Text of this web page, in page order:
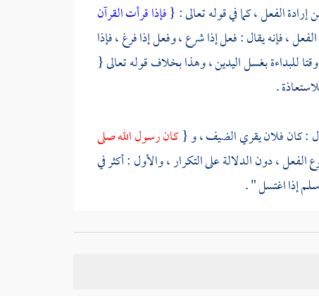
الفعل ، كما في قوله تعالى : {فإذا قرأت القرآن
، فإنه يقال : فعل إذا شرع ، وفعل إذا فرغ ، فإذا
بغسل اليدين ، وهذا بخلاف قوله تعالى {
.
: كان فلان يقري الضيف ، و {كان رسول الله صلى
، دون الدلالة على التكرار ، والأول : أكثر في
إذا اغتسل " .
، أو الإنزال ، وقولها " من الجنابة " في " من " معنى